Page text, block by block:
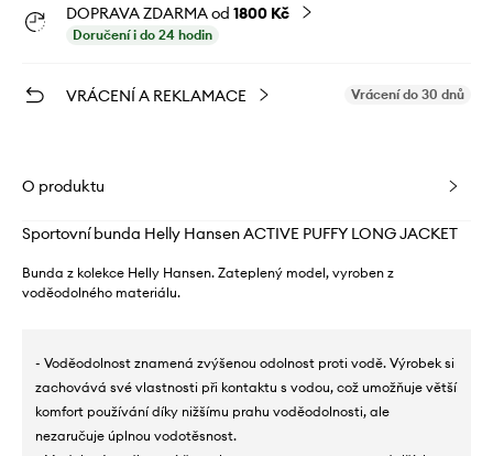
DOPRAVA ZDARMA od 1800 Kč
Doručení i do 24 hodin
VRÁCENÍ A REKLAMACE Vrácení do 30 dnů
O produktu
Sportovní bunda Helly Hansen ACTIVE PUFFY LONG JACKET
Bunda z kolekce Helly Hansen. Zateplený model, vyroben z
voděodolného materiálu.
- Voděodolnost znamená zvýšenou odolnost proti vodě. Výrobek si
zachovává své vlastnosti při kontaktu s vodou, což umožňuje větší
komfort používání díky nižšímu prahu voděodolnosti, ale
nezaručuje úplnou vodotěsnost.